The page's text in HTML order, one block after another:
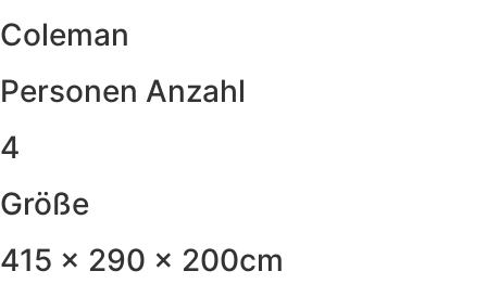
Coleman
Personen Anzahl
4
Größe
415 x 290 x 200cm